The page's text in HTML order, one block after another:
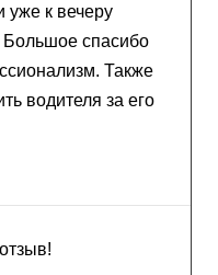
уже к вечеру
Большое спасибо
Также
водителя за его